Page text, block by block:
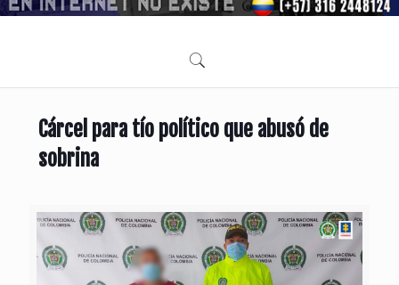
Cárcel para tío político que abusó de
sobrina